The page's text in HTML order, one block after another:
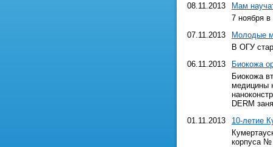
08.11.2013
Мам
7 ноября
07.11.2013
Молодые
В ОГУ
06.11.2013
Биокожа
Биокожа
медицины
DERM
01.11.2013
10-летие
корпуса №